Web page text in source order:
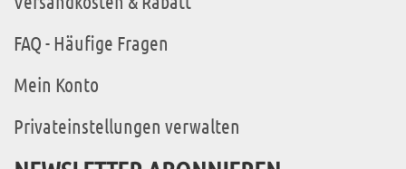
FAQ - Häufige Fragen
Mein Konto
Privateinstellungen verwalten